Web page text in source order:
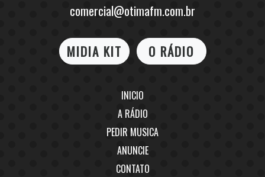
comercial@otimafm.com.br
MIDIA KIT O RÁDIO
INICIO
A RÁDIO
PEDIR MUSICA
ANUNCIE
CONTATO